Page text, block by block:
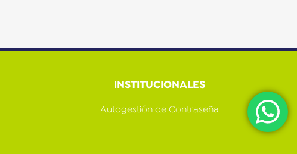
INSTITUCIONALES
Autogestión de Contraseña